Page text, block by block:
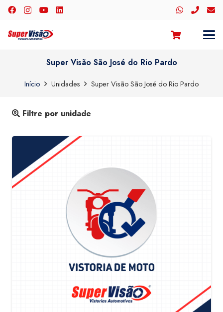
Super Visão São José do Rio Pardo
Início Unidades Super Visão São José do Rio Pardo
Filtre por unidade